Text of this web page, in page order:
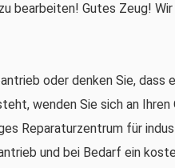
bearbeiten! Gutes Zeug!
oder denken Sie, dass
wenden Sie sich an Ihren
Reparaturzentrum für
und bei Bedarf ein